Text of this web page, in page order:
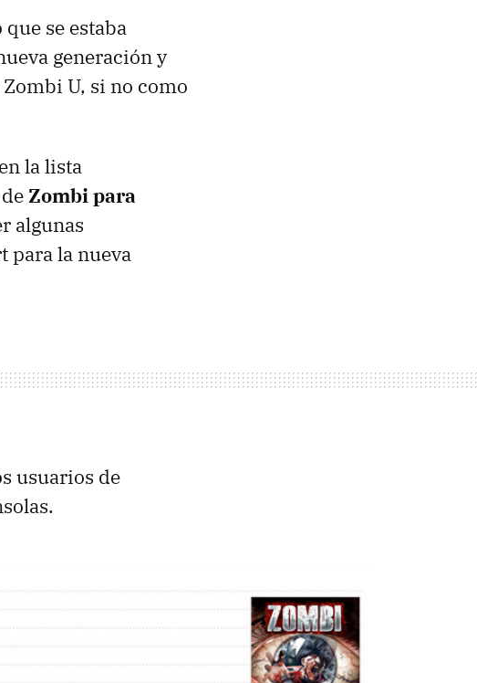
se estaba
generación y
U, si no como
la lista
Zombi para
algunas
para la nueva
usuarios de